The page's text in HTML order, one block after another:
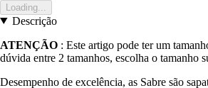
Loading...
Descrição
ATENÇÃO : Este artigo pode ter um
dúvida entre 2 tamanhos, escolha o tamanho
Desempenho de excelência, as Sabre são